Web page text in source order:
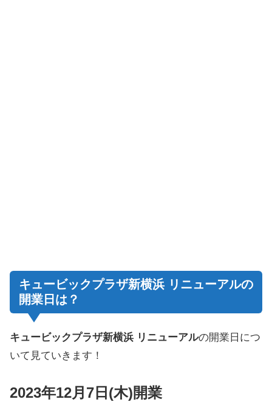
キュービックプラザ新横浜 リニューアルの
開業日は？
キュービックプラザ新横浜 リニューアルの開業日につ
いて見ていきます！
2023年12月7日(木)開業